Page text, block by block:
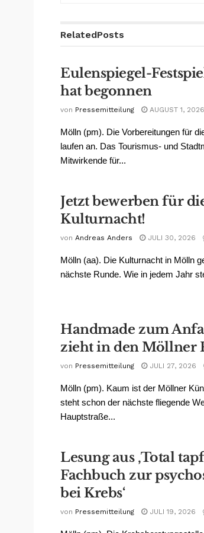
RelatedPosts
Eulenspiegel-
hat begonnen
von Pressemitteilung AUGUST 1, 2026
Mölln (pm). Die Vorbereitungen für
laufen an. Das Tourismus- und
Mitwirkende für...
Jetzt bewerben für
Kulturnacht!
von Andreas Anders JULI 30, 2026
Mölln (aa). Die Kulturnacht in Mölln
nächste Runde. Wie in jedem Jahr
Handmade zum
zieht in den Möllner
von Pressemitteilung JULI 27, 2026
Mölln (pm). Kaum ist der Möllner
steht schon der nächste fliegende
Hauptstraße...
Lesung aus ‚Total
Fachbuch zur
bei Krebs‘
von Pressemitteilung JULI 19, 2026